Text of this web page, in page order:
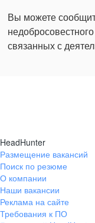
Вы можете
связанных с
HeadHunter
Размещение вакансий
Поиск по резюме
О компании
Наши вакансии
Реклама на сайте
Требования к ПО